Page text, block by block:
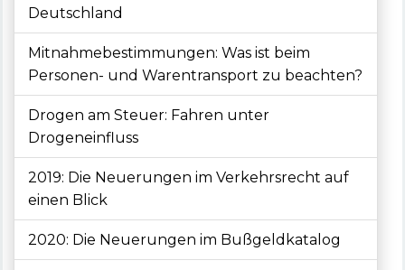
Deutschland
Mitnahmebestimmungen: Was ist beim
Personen- und Warentransport zu beachten?
Drogen am Steuer: Fahren unter
Drogeneinfluss
2019: Die Neuerungen im Verkehrsrecht auf
einen Blick
2020: Die Neuerungen im Bußgeldkatalog